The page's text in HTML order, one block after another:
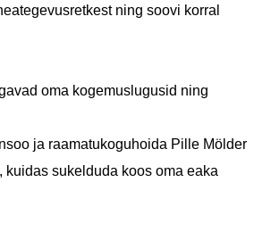
ning soovi korral
oma kogemuslugusid ning
ja raamatukoguhoida Pille Mölder
sukelduda koos oma eaka